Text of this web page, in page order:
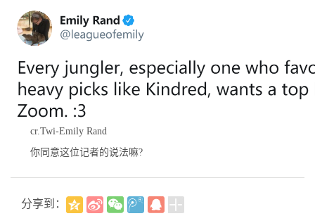
cr.Twi-Emily Rand
你同意这位记者的说法嘛?
分享到：